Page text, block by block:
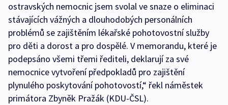
ostravských nemocnic jsem svolal ve snaze o eliminaci
stávajících vážných a dlouhodobých personálních
problémů se zajištěním lékařské pohotovostní služby
pro děti a dorost a pro dospělé. V memorandu, které je
podepsáno všemi třemi řediteli, deklarují za své
nemocnice vytvoření předpokladů pro zajištění
plynulého poskytování pohotovostí,“ řekl náměstek
primátora Zbyněk Pražák (KDU-ČSL).